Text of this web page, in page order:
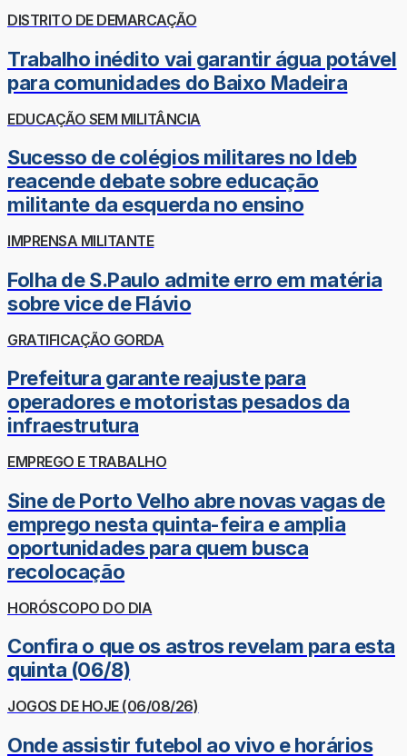
DISTRITO DE DEMARCAÇÃO
Trabalho inédito vai garantir água potável
para comunidades do Baixo Madeira
EDUCAÇÃO SEM MILITÂNCIA
Sucesso de colégios militares no Ideb
reacende debate sobre educação
militante da esquerda no ensino
IMPRENSA MILITANTE
Folha de S.Paulo admite erro em matéria
sobre vice de Flávio
GRATIFICAÇÃO GORDA
Prefeitura garante reajuste para
operadores e motoristas pesados da
infraestrutura
EMPREGO E TRABALHO
Sine de Porto Velho abre novas vagas de
emprego nesta quinta-feira e amplia
oportunidades para quem busca
recolocação
HORÓSCOPO DO DIA
Confira o que os astros revelam para esta
quinta (06/8)
JOGOS DE HOJE (06/08/26)
Onde assistir futebol ao vivo e horários